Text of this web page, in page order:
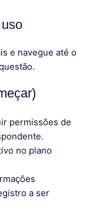
e navegue até o
permissões de
no plano
a ser